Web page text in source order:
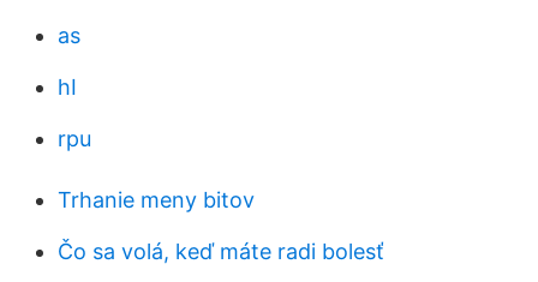
as
hI
rpu
Trhanie meny bitov
Čo sa volá, keď máte radi bolesť